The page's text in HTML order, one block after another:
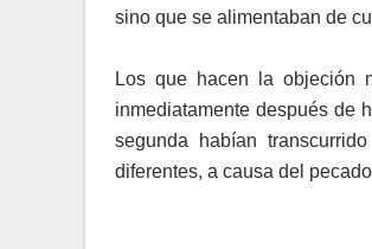
sino que se alimentaban de
Los que hacen la objeción
inmediatamente después de
segunda habían
diferentes, a causa del